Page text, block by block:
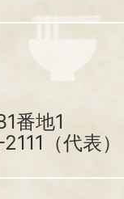
番地1
（代表）